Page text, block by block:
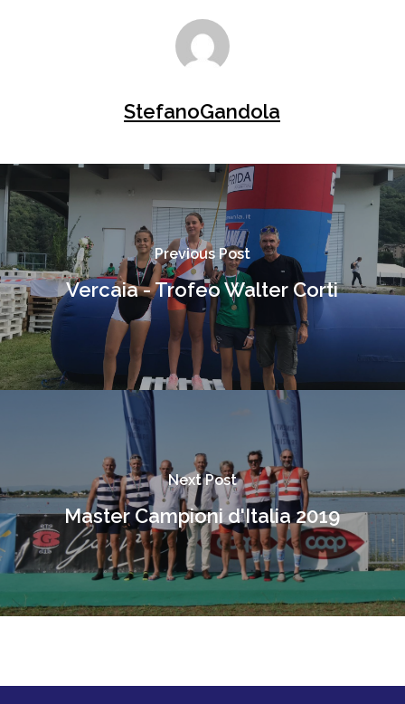
StefanoGandola
Previous Post
Vercaia - Trofeo Walter Corti
Next Post
Master Campioni d'Italia 2019